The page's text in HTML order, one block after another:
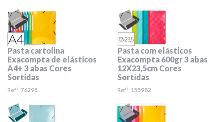
Pasta cartolina
Exacompta de elásticos
A4+ 3 abas Cores
Sortidas
Refª: 76295
Pasta com elásticos
Exacompta 600gr 3 abas
12X23,5cm Cores
Sortidas
Refª: 155982